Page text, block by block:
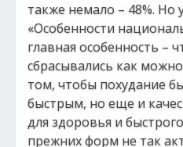
также немало – 48%. Но
«Особенности
главная особенность –
сбрасывались как
том, чтобы похудание
быстрым, но еще и
для здоровья и
прежних форм не так